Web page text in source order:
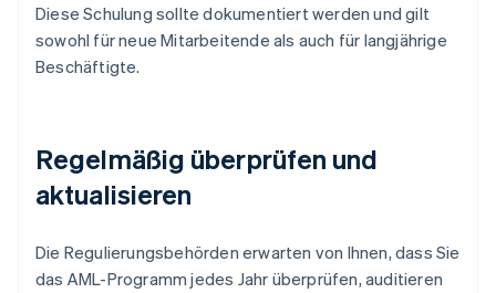
Diese Schulung sollte dokumentiert werden und gilt
sowohl für neue Mitarbeitende als auch für langjährige
Beschäftigte.
Regelmäßig überprüfen und
aktualisieren
Die Regulierungsbehörden erwarten von Ihnen, dass Sie
das AML-Programm jedes Jahr überprüfen, auditieren